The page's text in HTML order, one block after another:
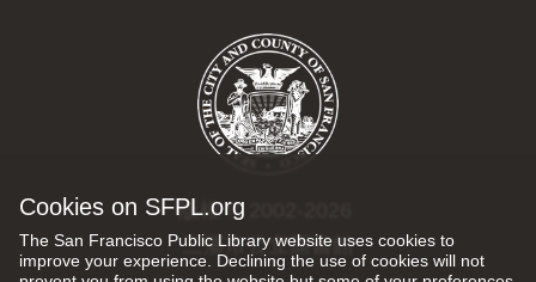
Cookies on SFPL.org
The San Francisco Public Library website uses cookies to
improve your experience. Declining the use of cookies will not
版權 © 2002-2026
三藩市公立圖書館